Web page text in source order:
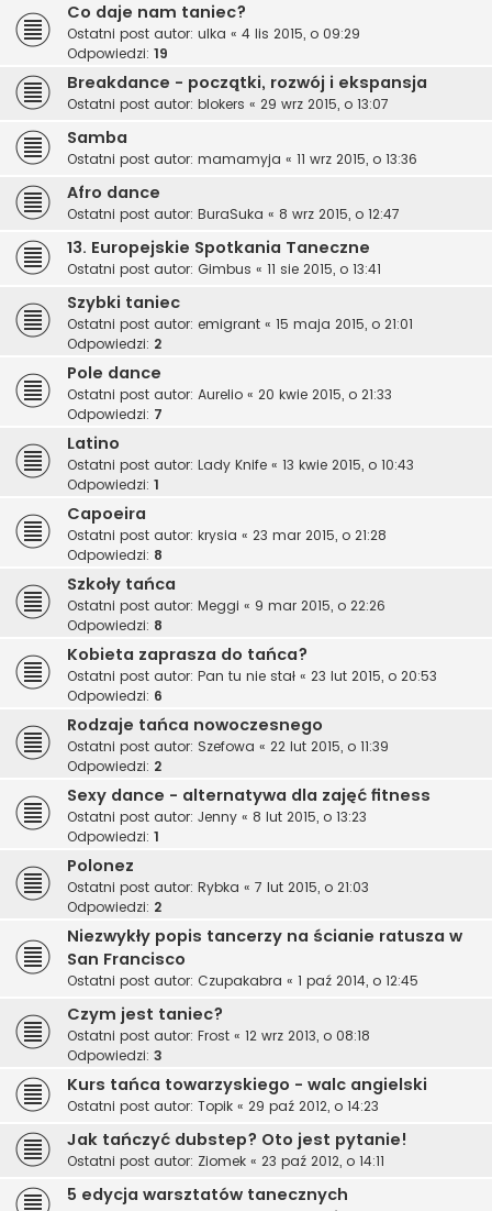
Co daje nam taniec?
Ostatni post autor: ulka « 4 lis 2015, o 09:29
Odpowiedzi: 19
Breakdance - początki, rozwój i ekspansja
Ostatni post autor: blokers « 29 wrz 2015, o 13:07
Samba
Ostatni post autor: mamamyja « 11 wrz 2015, o 13:36
Afro dance
Ostatni post autor: BuraSuka « 8 wrz 2015, o 12:47
13. Europejskie Spotkania Taneczne
Ostatni post autor: Gimbus « 11 sie 2015, o 13:41
Szybki taniec
Ostatni post autor: emigrant « 15 maja 2015, o 21:01
Odpowiedzi: 2
Pole dance
Ostatni post autor: Aurelio « 20 kwie 2015, o 21:33
Odpowiedzi: 7
Latino
Ostatni post autor: Lady Knife « 13 kwie 2015, o 10:43
Odpowiedzi: 1
Capoeira
Ostatni post autor: krysia « 23 mar 2015, o 21:28
Odpowiedzi: 8
Szkoły tańca
Ostatni post autor: Meggi « 9 mar 2015, o 22:26
Odpowiedzi: 8
Kobieta zaprasza do tańca?
Ostatni post autor: Pan tu nie stał « 23 lut 2015, o 20:53
Odpowiedzi: 6
Rodzaje tańca nowoczesnego
Ostatni post autor: Szefowa « 22 lut 2015, o 11:39
Odpowiedzi: 2
Sexy dance - alternatywa dla zajęć fitness
Ostatni post autor: Jenny « 8 lut 2015, o 13:23
Odpowiedzi: 1
Polonez
Ostatni post autor: Rybka « 7 lut 2015, o 21:03
Odpowiedzi: 2
Niezwykły popis tancerzy na ścianie ratusza w
San Francisco
Ostatni post autor: Czupakabra « 1 paź 2014, o 12:45
Czym jest taniec?
Ostatni post autor: Frost « 12 wrz 2013, o 08:18
Odpowiedzi: 3
Kurs tańca towarzyskiego - walc angielski
Ostatni post autor: Topik « 29 paź 2012, o 14:23
Jak tańczyć dubstep? Oto jest pytanie!
Ostatni post autor: Ziomek « 23 paź 2012, o 14:11
5 edycja warsztatów tanecznych